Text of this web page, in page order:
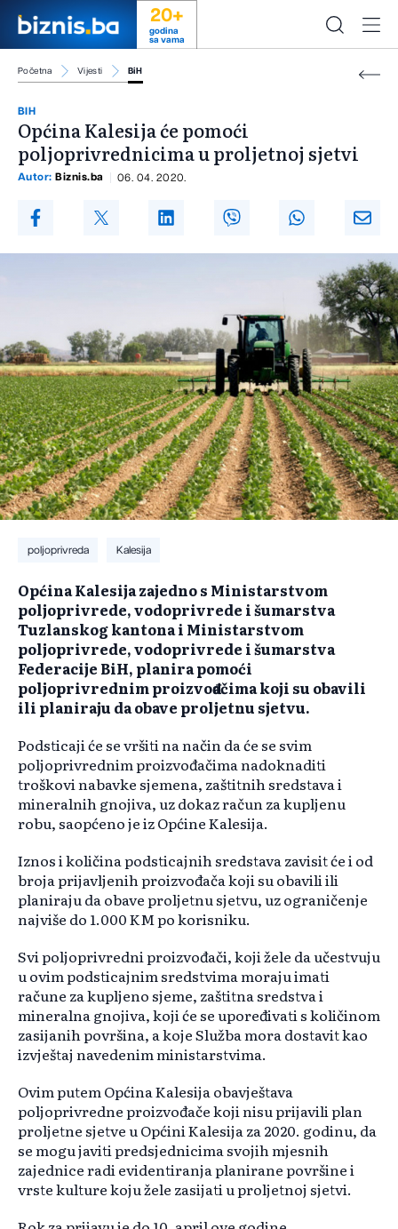
20+
godina
sa vama
Početna Vijesti BiH
BIH
Općina Kalesija će pomoći
poljoprivrednicima u proljetnoj sjetvi
Autor: Biznis.ba 06. 04. 2020.
poljoprivreda Kalesija
Općina Kalesija zajedno s Ministarstvom
poljoprivrede, vodoprivrede i šumarstva
Tuzlanskog kantona i Ministarstvom
poljoprivrede, vodoprivrede i šumarstva
Federacije BiH, planira pomoći
poljoprivrednim proizvođačima koji su obavili
ili planiraju da obave proljetnu sjetvu.
Podsticaji će se vršiti na način da će se svim
poljoprivrednim proizvođačima nadoknaditi
troškovi nabavke sjemena, zaštitnih sredstava i
mineralnih gnojiva, uz dokaz račun za kupljenu
robu, saopćeno je iz Općine Kalesija.
Iznos i količina podsticajnih sredstava zavisit će i od
broja prijavljenih proizvođača koji su obavili ili
planiraju da obave proljetnu sjetvu, uz ograničenje
najviše do 1.000 KM po korisniku.
Svi poljoprivredni proizvođači, koji žele da učestvuju
u ovim podsticajnim sredstvima moraju imati
račune za kupljeno sjeme, zaštitna sredstva i
mineralna gnojiva, koji će se upoređivati s količinom
zasijanih površina, a koje Služba mora dostavit kao
izvještaj navedenim ministarstvima.
Ovim putem Općina Kalesija obavještava
poljoprivredne proizvođače koji nisu prijavili plan
proljetne sjetve u Općini Kalesija za 2020. godinu, da
se mogu javiti predsjednicima svojih mjesnih
zajednice radi evidentiranja planirane površine i
vrste kulture koju žele zasijati u proljetnoj sjetvi.